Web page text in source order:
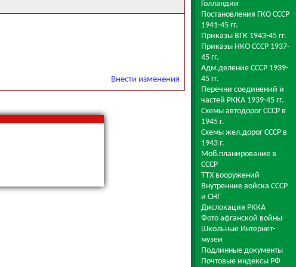
Внести изменения
Голландии
Постановления ГКО СССР
1941-45 гг.
Приказы ВГК 1943-45 гг.
Приказы НКО СССР 1937-
45 гг.
Адм.деление СССР 1939-
45 гг.
Перечни соединений и
частей РККА 1939-45 гг.
Схемы автодорог СССР в
1945 г.
Схемы жел.дорог СССР в
1943 г.
Моб.планирование в
СССР
ТТХ вооружений
Внутренние войска СССР
и СНГ
Дислокация РККА
Фото афганской войны
Школьные Интернет-
музеи
Подлинные документы
Почтовые индексы РФ